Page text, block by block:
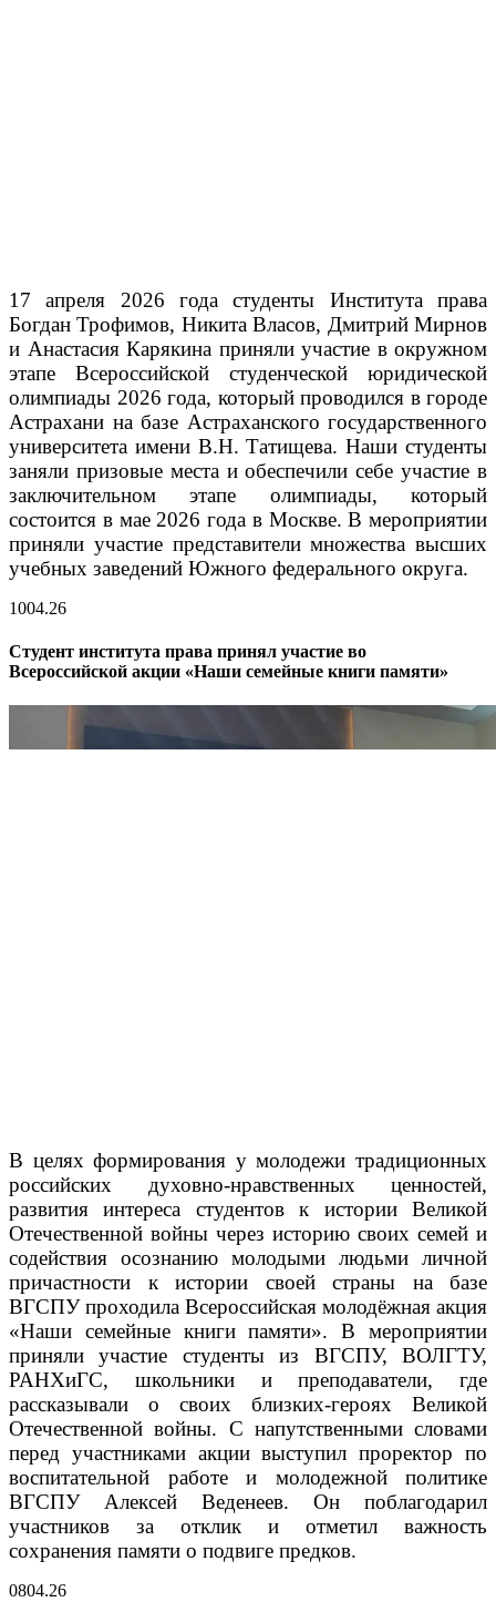
17 апреля 2026 года студенты Института права
Богдан Трофимов, Никита Власов, Дмитрий Мирнов
и Анастасия Карякина приняли участие в окружном
этапе Всероссийской студенческой юридической
олимпиады 2026 года, который проводился в городе
Астрахани на базе Астраханского государственного
университета имени В.Н. Татищева.Наши студенты
заняли призовые места и обеспечили себе участие в
заключительном этапе олимпиады, который
состоится в мае 2026 года в Москве. В мероприятии
приняли участие представители множества высших
учебных заведений Южного федерального округа.
1004.26
Студент института права принял участие во
Всероссийской акции «Наши семейные книги памяти»
В целях формирования у молодежи традиционных
российских духовно-нравственных ценностей,
развития интереса студентов к истории Великой
Отечественной войны через историю своих семей и
содействия осознанию молодыми людьми личной
причастности к истории своей страны на базе
ВГСПУ проходила Всероссийская молодёжная акция
«Наши семейные книги памяти». В мероприятии
приняли участие студенты из ВГСПУ, ВОЛГТУ,
РАНХиГС, школьники и преподаватели, где
рассказывали о своих близких-героях Великой
Отечественной войны. С напутственными словами
перед участниками акции выступил проректор по
воспитательной работе и молодежной политике
ВГСПУ Алексей Веденеев. Он поблагодарил
участников за отклик и отметил важность
сохранения памяти о подвиге предков.
0804.26